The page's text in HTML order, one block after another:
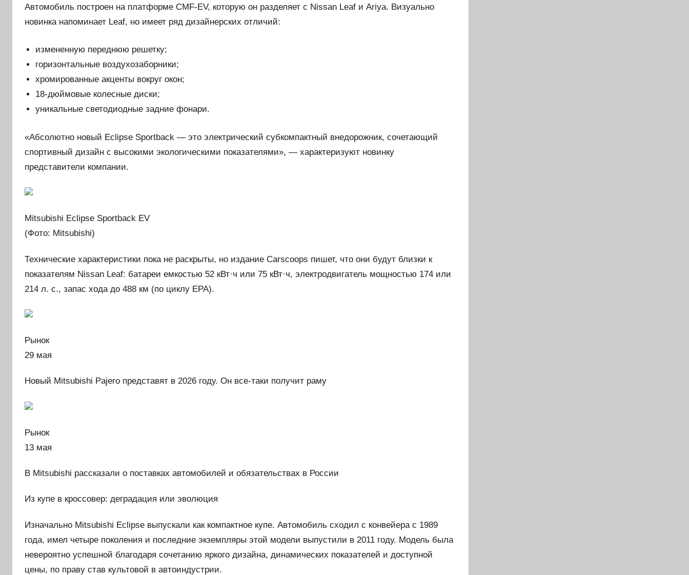
Автомобиль построен на платформе CMF-EV, которую он разделяет с Nissan Leaf и Ariya. Визуально
новинка напоминает Leaf, но имеет ряд дизайнерских отличий:
измененную переднюю решетку;
горизонтальные воздухозаборники;
хромированные акценты вокруг окон;
18-дюймовые колесные диски;
уникальные светодиодные задние фонари.
«Абсолютно новый Eclipse Sportback — это электрический субкомпактный внедорожник, сочетающий
спортивный дизайн с высокими экологическими показателями», — характеризуют новинку
представители компании.
Mitsubishi Eclipse Sportback EV
(Фото: Mitsubishi)
Технические характеристики пока не раскрыты, но издание Carscoops пишет, что они будут близки к
показателям Nissan Leaf: батареи емкостью 52 кВт·ч или 75 кВт·ч, электродвигатель мощностью 174 или
214 л. с., запас хода до 488 км (по циклу EPA).
Рынок
29 мая
Новый Mitsubishi Pajero представят в 2026 году. Он все-таки получит раму
Рынок
13 мая
В Mitsubishi рассказали о поставках автомобилей и обязательствах в России
Из купе в кроссовер: деградация или эволюция
Изначально Mitsubishi Eclipse выпускали как компактное купе. Автомобиль сходил с конвейера с 1989
года, имел четыре поколения и последние экземпляры этой модели выпустили в 2011 году. Модель была
невероятно успешной благодаря сочетанию яркого дизайна, динамических показателей и доступной
цены, по праву став культовой в автоиндустрии.